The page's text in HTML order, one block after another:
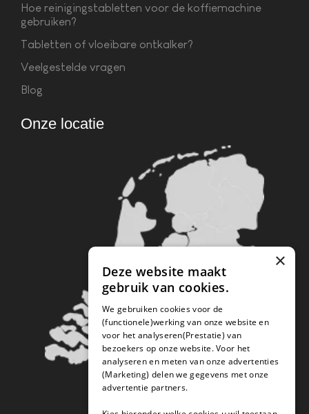
Hoe reinigingstabletten voor de koffiemachine
gebruiken?
Tabletten of vloeibare ontkalker?
Veelgestelde vragen
Blog
Onze locatie
×
Deze website maakt
gebruik van cookies.
We gebruiken cookies voor de
(functionele)werking van onze website en
voor het analyseren(Prestatie) van
bezoekers op onze website. Voor het
analyseren en meten van onze advertenties
(Marketing) delen we gegevens met onze
advertentie partners.